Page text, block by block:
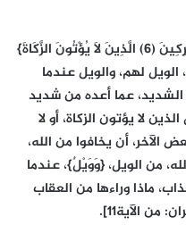
ويأتي أيضاً قوله تعالى: {وَوَيْلٌ لِلْمُشْرِكِينَ (6) الَّذِينَ لَا يُؤْتُونَ الزَّكَاةَ}
الويل لهم، والويل عندما
عما أعده من شديد
لا يؤتون الزكاة، أو لا
الآخر، أن يخافوا من الله،
من الويل، {وَوَيْلٌ}، عندما
ماذا وراءها من العقاب
الآية11].